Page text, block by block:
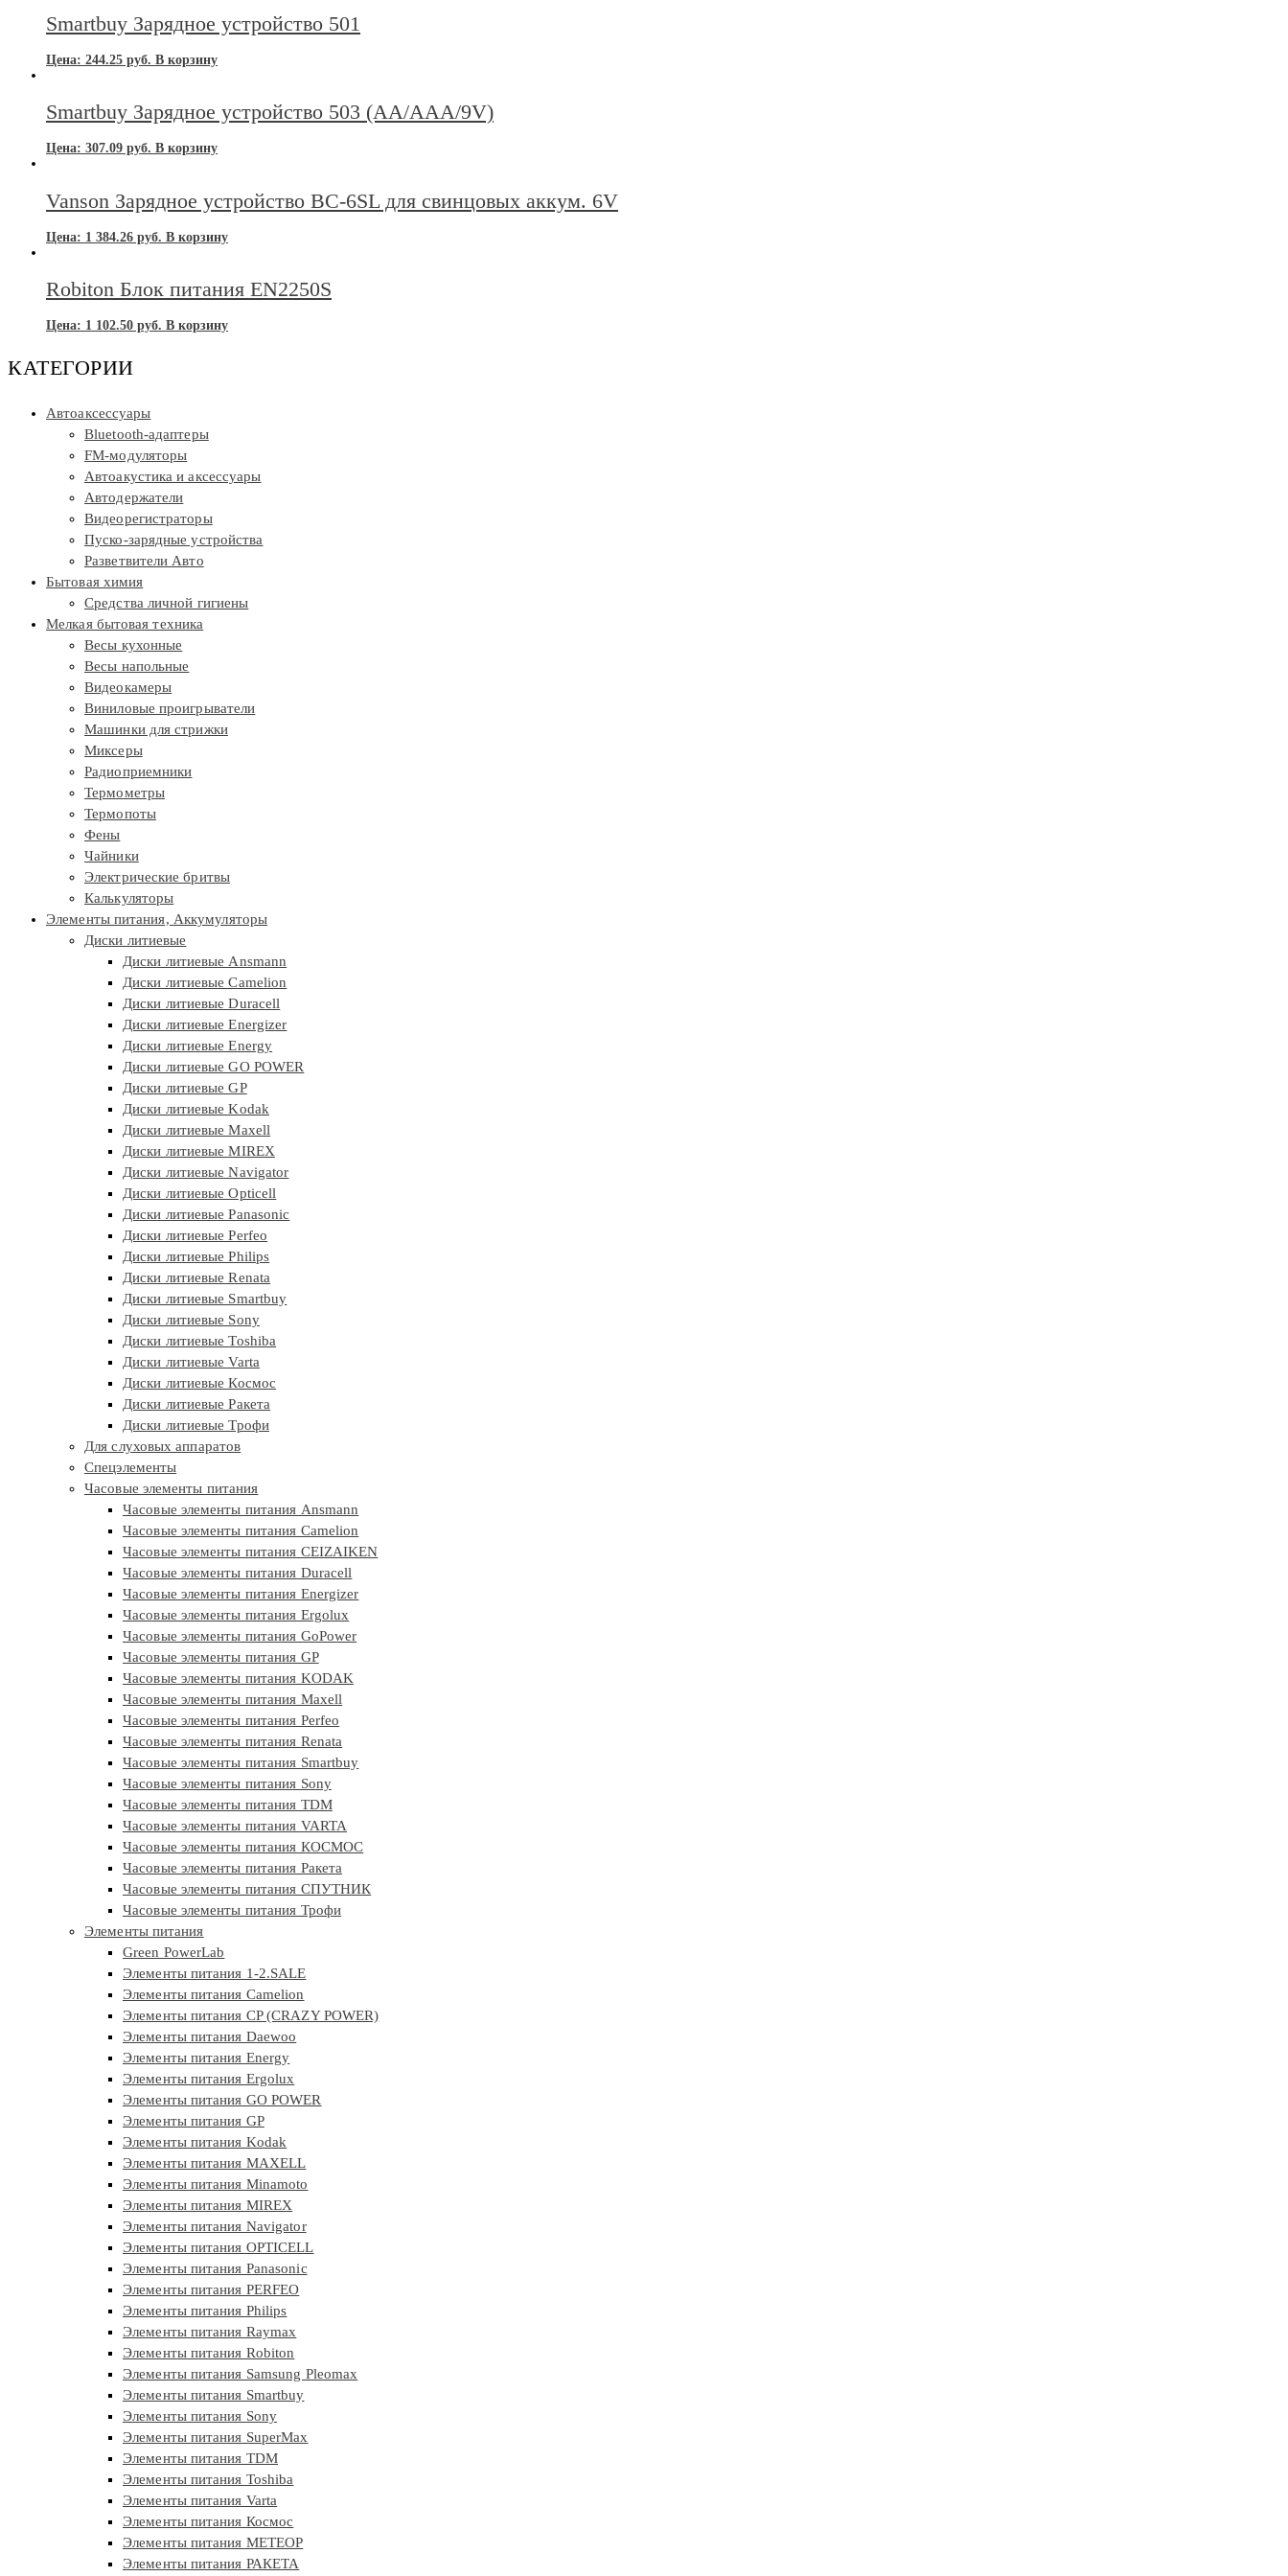
Smartbuy Зарядное устройство 501
Цена: 244.25 руб. В корзину
Smartbuy Зарядное устройство 503 (АА/ААА/9V)
Цена: 307.09 руб. В корзину
Vanson Зарядное устройство BC-6SL для свинцовых аккум. 6V
Цена: 1 384.26 руб. В корзину
Robiton Блок питания EN2250S
Цена: 1 102.50 руб. В корзину
КАТЕГОРИИ
Автоаксессуары
Bluetooth-адаптеры
FM-модуляторы
Автоакустика и аксессуары
Автодержатели
Видеорегистраторы
Пуско-зарядные устройства
Разветвители Авто
Бытовая химия
Средства личной гигиены
Мелкая бытовая техника
Весы кухонные
Весы напольные
Видеокамеры
Виниловые проигрыватели
Машинки для стрижки
Миксеры
Радиоприемники
Термометры
Термопоты
Фены
Чайники
Электрические бритвы
Калькуляторы
Элементы питания, Аккумуляторы
Диски литиевые
Диски литиевые Ansmann
Диски литиевые Camelion
Диски литиевые Duracell
Диски литиевые Energizer
Диски литиевые Energy
Диски литиевые GO POWER
Диски литиевые GP
Диски литиевые Kodak
Диски литиевые Maxell
Диски литиевые MIREX
Диски литиевые Navigator
Диски литиевые Opticell
Диски литиевые Panasonic
Диски литиевые Perfeo
Диски литиевые Philips
Диски литиевые Renata
Диски литиевые Smartbuy
Диски литиевые Sony
Диски литиевые Toshiba
Диски литиевые Varta
Диски литиевые Космос
Диски литиевые Ракета
Диски литиевые Трофи
Для слуховых аппаратов
Спецэлементы
Часовые элементы питания
Часовые элементы питания Ansmann
Часовые элементы питания Camelion
Часовые элементы питания CEIZAIKEN
Часовые элементы питания Duracell
Часовые элементы питания Energizer
Часовые элементы питания Ergolux
Часовые элементы питания GoPower
Часовые элементы питания GP
Часовые элементы питания KODAK
Часовые элементы питания Maxell
Часовые элементы питания Perfeo
Часовые элементы питания Renata
Часовые элементы питания Smartbuy
Часовые элементы питания Sony
Часовые элементы питания TDM
Часовые элементы питания VARTA
Часовые элементы питания КОСМОС
Часовые элементы питания Ракета
Часовые элементы питания СПУТНИК
Часовые элементы питания Трофи
Элементы питания
Green PowerLab
Элементы питания 1-2.SALE
Элементы питания Camelion
Элементы питания CP (CRAZY POWER)
Элементы питания Daewoo
Элементы питания Energy
Элементы питания Ergolux
Элементы питания GO POWER
Элементы питания GP
Элементы питания Kodak
Элементы питания MAXELL
Элементы питания Minamoto
Элементы питания MIREX
Элементы питания Navigator
Элементы питания OPTICELL
Элементы питания Panasonic
Элементы питания PERFEO
Элементы питания Philips
Элементы питания Raymax
Элементы питания Robiton
Элементы питания Samsung Pleomax
Элементы питания Smartbuy
Элементы питания Sony
Элементы питания SuperMax
Элементы питания TDM
Элементы питания Toshiba
Элементы питания Varta
Элементы питания Космос
Элементы питания МЕТЕОР
Элементы питания РАКЕТА